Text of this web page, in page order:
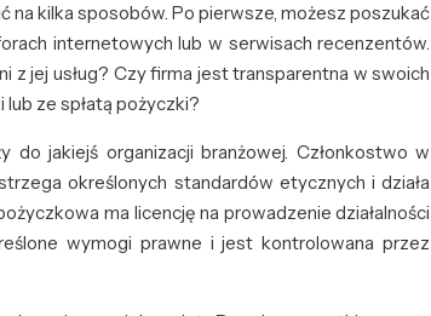
kilka sposobów. Po pierwsze, możesz poszukać
internetowych lub w serwisach recenzentów.
z jej usług? Czy firma jest transparentna w swoich
lub ze spłatą pożyczki?
jakiejś organizacji branżowej. Członkostwo w
określonych standardów etycznych i działa
ma licencję na prowadzenie działalności
wymogi prawne i jest kontrolowana przez